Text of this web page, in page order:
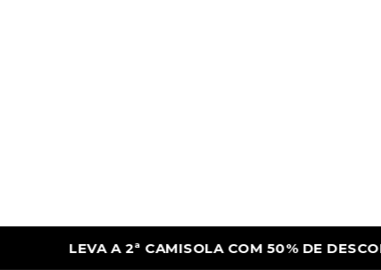
DE DESCONTO LEVA A 2ª CAMISOLA